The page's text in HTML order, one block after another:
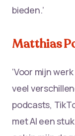
bieden.’
Matthias
‘Voor mijn
veel
podcasts,
met AI een